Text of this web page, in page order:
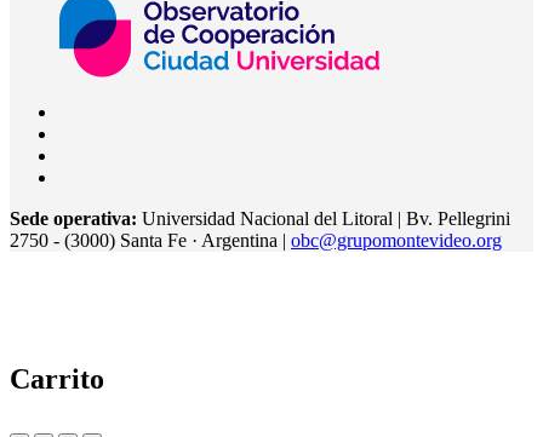
Sede operativa: Universidad Nacional del Litoral | Bv. Pellegrini
2750 - (3000) Santa Fe · Argentina | obc@grupomontevideo.org
Carrito